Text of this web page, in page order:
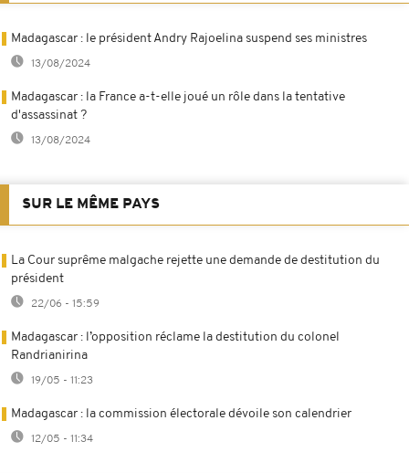
Madagascar : le président Andry Rajoelina suspend ses ministres
13/08/2024
Madagascar : la France a-t-elle joué un rôle dans la tentative
d'assassinat ?
13/08/2024
SUR LE MÊME PAYS
La Cour suprême malgache rejette une demande de destitution du
président
22/06 - 15:59
Madagascar : l’opposition réclame la destitution du colonel
Randrianirina
19/05 - 11:23
Madagascar : la commission électorale dévoile son calendrier
12/05 - 11:34